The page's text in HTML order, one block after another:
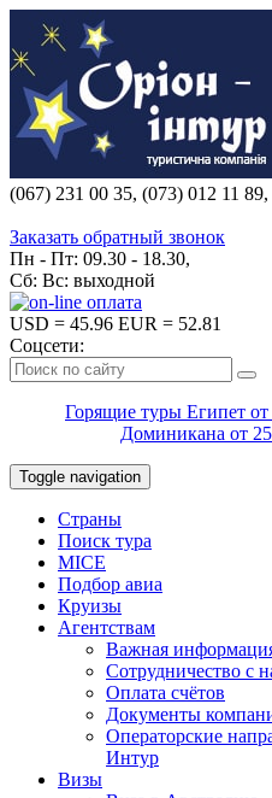
(067) 231 00 35, (073) 012 11 89,
Заказать обратный звонок
Пн - Пт: 09.30 - 18.30,
Сб: Вс: выходной
USD = 45.96 EUR = 52.81
Соцсети:
Горящие туры Египет
Доминикана от
Toggle navigation
Страны
Поиск тура
MICE
Подбор авиа
Круизы
Агентствам
Важная
Сотрудничество с
Оплата счётов
Документы
Операторские
Интур
Визы